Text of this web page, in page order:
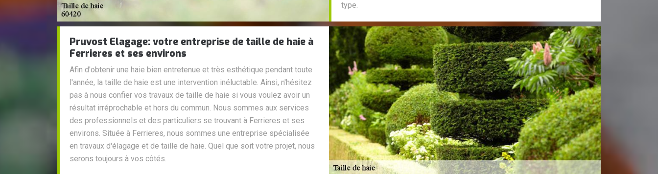
type.
Pruvost Elagage: votre entreprise de taille de haie à
Ferrieres et ses environs
Afin d'obtenir une haie bien entretenue et très esthétique pendant toute
l'année, la taille de haie est une intervention inéluctable. Ainsi, n'hésitez
pas à nous confier vos travaux de taille de haie si vous voulez avoir un
résultat irréprochable et hors du commun. Nous sommes aux services
des professionnels et des particuliers se trouvant à Ferrieres et ses
environs. Située à Ferrieres, nous sommes une entreprise spécialisée
en travaux d'élagage et de taille de haie. Quel que soit votre projet, nous
serons toujours à vos côtés.